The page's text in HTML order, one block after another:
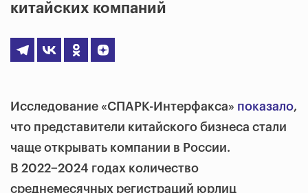
китайских компаний
Исследование «СПАРК-Интерфакса» показало,
что представители китайского бизнеса стали
чаще открывать компании в России.
В 2022−2024 годах количество
среднемесячных регистраций юрлиц